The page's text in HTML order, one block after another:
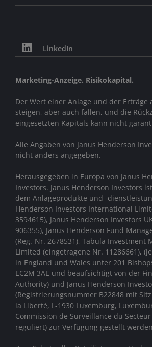
LinkedIn
Marketing-Anzeige. Risikokapital.
Der Wert einer Anlage und der Erträge
steigen, aber auch fallen, und die
eingesetzten Kapitals kann nicht
Alle Angaben von Janus Henderson
nicht anders angegeben.
Herausgegeben in Europa von Janus
Investors. Janus Henderson Investors
dem Anlageprodukte und -
Henderson Investors International
3594615), Janus Henderson Investors
906355), Janus Henderson Fund
(Reg.-Nr. 2678531), Tabula Investment
Limited (eingetragene Nr. 11286661),
in England und Wales unter 201
EC2M 3AE und beaufsichtigt von der
Authority) und Janus Henderson
(Registrierungsnummer B22848 mit
la Liberté, L-1930 Luxemburg,
Commission de Surveillance du
reguliert) zur Verfügung gestellt